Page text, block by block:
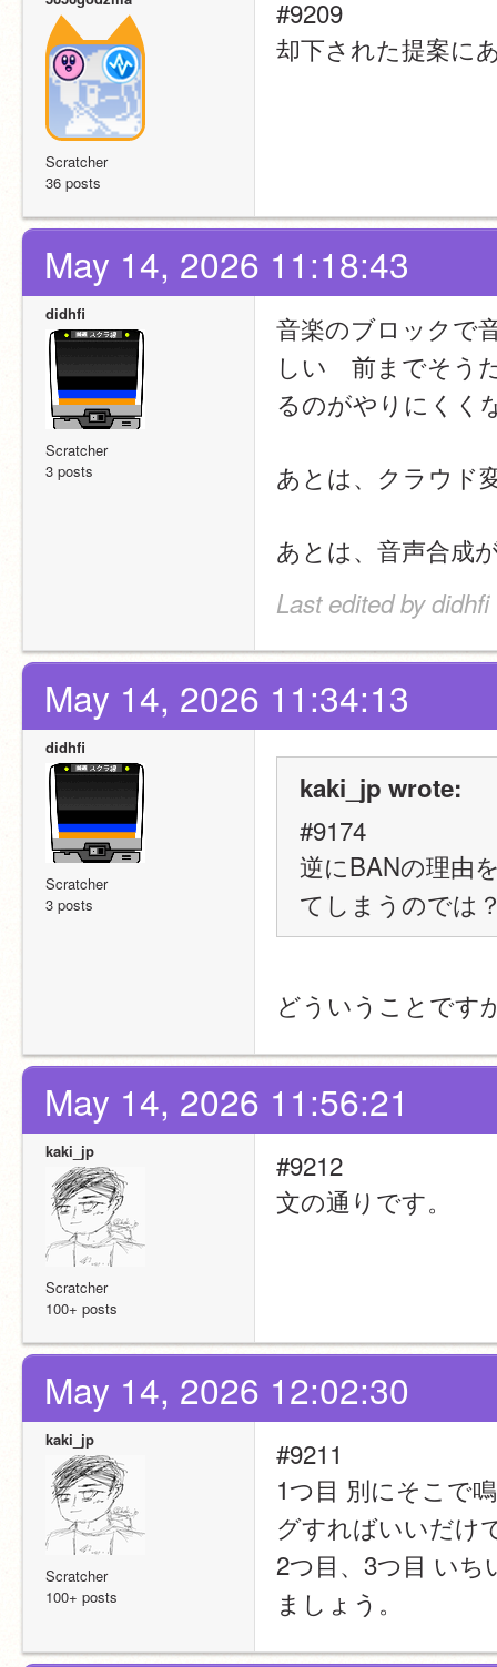
Scratcher
36 posts
#9209
却下された提案に
May 14, 2026 11:18:43
didhfi
Scratcher
3 posts
音楽のブロックで
しい　前までそう
るのがやりにく
あとは、クラウド
あとは、音声合成
Last edited by
May 14, 2026 11:34:13
didhfi
Scratcher
3 posts
kaki_jp wrote:
#9174
逆にBANの理由
てしまうのでは
どういうことです
May 14, 2026 11:56:21
kaki_jp
Scratcher
100+ posts
#9212
文の通りです。
May 14, 2026 12:02:30
kaki_jp
Scratcher
100+ posts
#9211
1つ目 別にそこで
グすればいいだけ
2つ目、3つ目 い
ましょう。